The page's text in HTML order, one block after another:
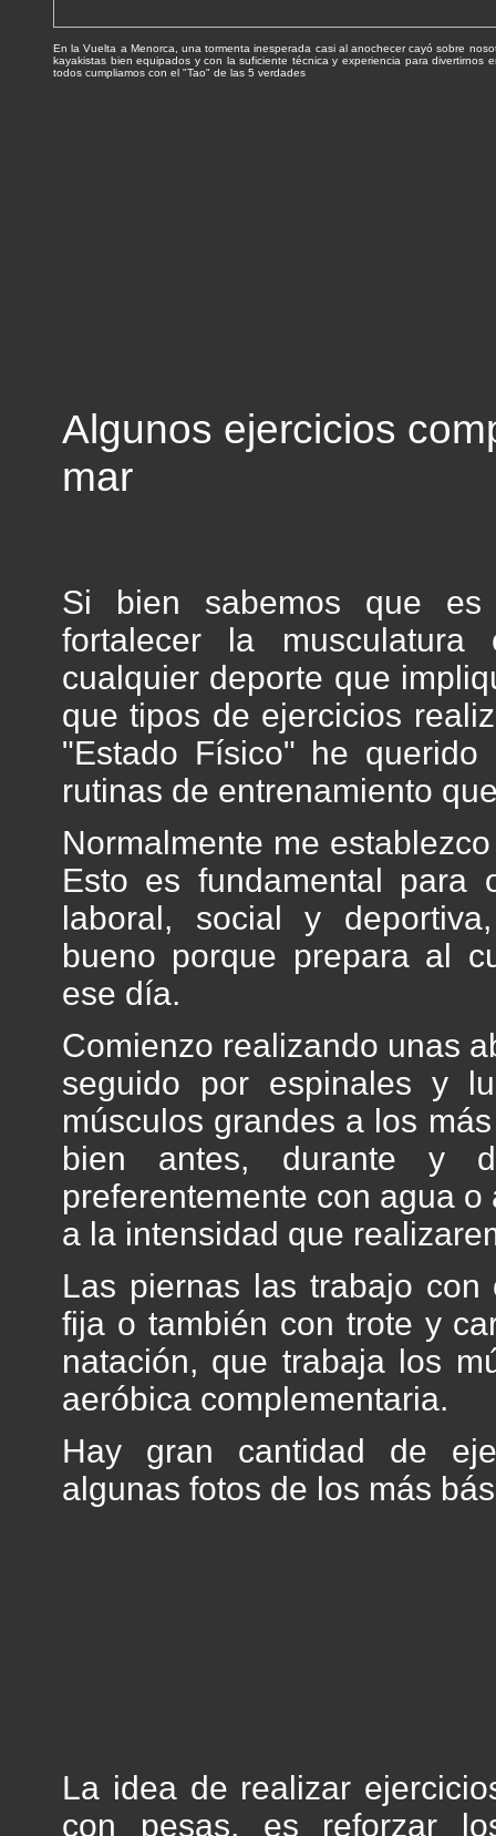
En la Vuelta a Menorca, una tormenta inesperada casi al anochecer cayó sobre
kayakistas bien equipados y con la suficiente técnica y experiencia para divertirnos
todos cumpliamos con el "Tao" de las 5 verdades
Algunos ejercicios
mar
Si bien sabemos que
fortalecer la musculatura
cualquier deporte que
que tipos de ejercicios
"Estado Físico" he
rutinas de entrenamiento
Normalmente me
Esto es fundamental para
laboral, social y
bueno porque prepara al
ese día.
Comienzo realizando unas
seguido por espinales y
músculos grandes a los
bien antes, durante y
preferentemente con agua
a la intensidad que
Las piernas las trabajo
fija o también con trote y
natación, que trabaja los
aeróbica complementaria.
Hay gran cantidad de
algunas fotos de los más
La idea de realizar
con pesas, es reforzar